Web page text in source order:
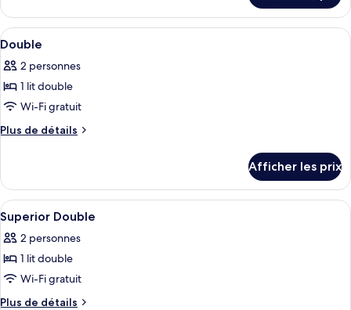
salle
de
bains
commune
(Suite
5)
Suite
familiale,
2
salle
de
commune
(Suite
5)
Afficher
toutes
les
photos
pour
ce
chambre :
Double
Une chambre d’hôtel avec un lit,
7
Double
2 personnes
1 lit double
Wi-Fi gratuit
Plus de détails
Plus
Double
Afficher les prix
Afficher
toutes
les
photos
pour
ce
Une chambre d’hôtel avec deux
6
Superior Double
2 personnes
1 lit double
Wi-Fi gratuit
Plus de détails
Plus